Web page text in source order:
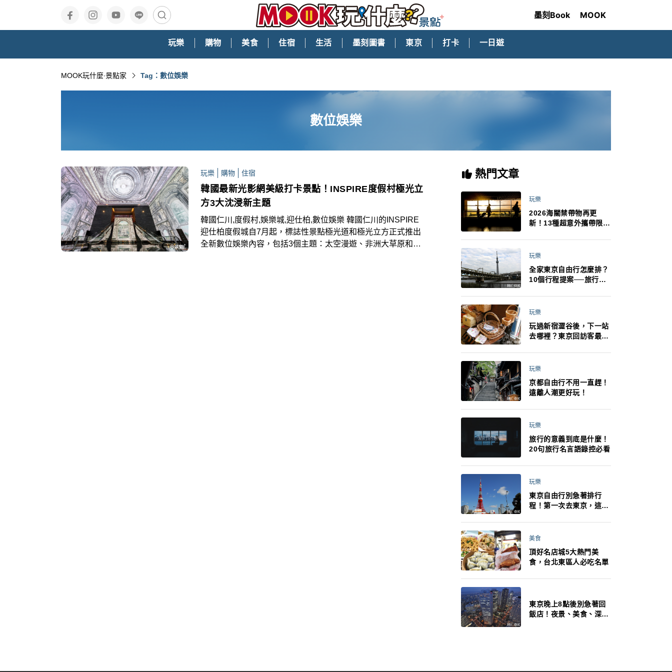
墨刻Book MOOK
玩樂 購物 美食 住宿 生活 墨刻圖書 東京 打卡 一日遊
MOOK玩什麼‧景點家 Tag：數位娛樂
數位娛樂
玩樂 購物 住宿
韓國最新光影網美級打卡景點！INSPIRE度假村極光立
方3大沈浸新主題
韓國仁川,度假村,娛樂城,迎仕柏,數位娛樂 韓國仁川的INSPIRE
迎仕柏度假城自7月起，標誌性景點極光道和極光立方正式推出
全新數位娛樂內容，包括3個主題：太空漫遊、非洲大草原和水
熱門文章
玩樂
2026海關禁帶物再更
新！13種超意外攜帶限
最高還罰百萬！注意事項
玩樂
全家東京自由行怎麼排？
10個行程提案──旅行不
法！
玩樂
玩過新宿澀谷後，下一站
去哪裡？東京回訪客最推
玩樂
京都自由行不用一直趕！
遠離人潮更好玩！
玩樂
旅行的意義到底是什麼！
20句旅行名言語錄控必看
玩樂
東京自由行別急著排行
程！第一次去東京，這10
美食
頂好名店城5大熱門美
食，台北東區人必吃名單
東京晚上8點後別急著回
飯店！夜景、美食、深夜